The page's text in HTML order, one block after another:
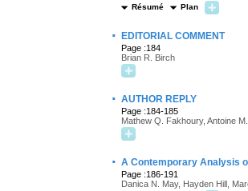
Résumé Plan
· EDITORIAL COMMENT
Page :184
Brian R. Birch
· AUTHOR REPLY
Page :184-185
Mathew Q. Fakhoury, Antoine
· A Contemporary Analysis
Page :186-191
Danica N. May, Hayden Hill,